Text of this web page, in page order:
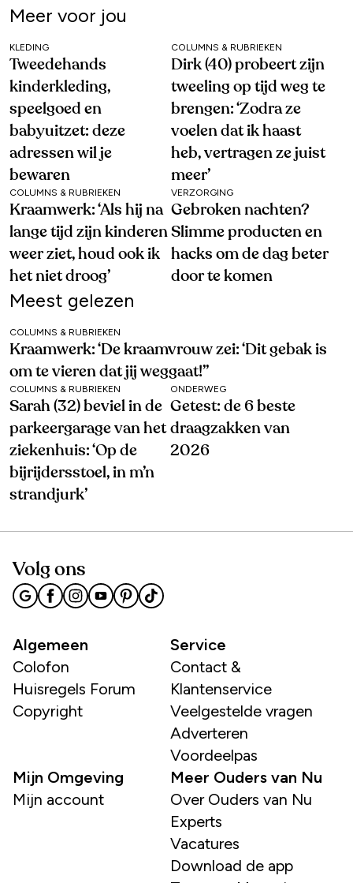
Meer voor jou
KLEDING
Tweedehands
kinderkleding,
speelgoed en
babyuitzet: deze
adressen wil je
bewaren
COLUMNS & RUBRIEKEN
Dirk (40) probeert zijn
tweeling op tijd weg te
brengen: ‘Zodra ze
voelen dat ik haast
heb, vertragen ze juist
meer’
COLUMNS & RUBRIEKEN
Kraamwerk: ‘Als hij na
lange tijd zijn kinderen
weer ziet, houd ook ik
het niet droog’
VERZORGING
Gebroken nachten?
Slimme producten en
hacks om de dag beter
door te komen
Meest gelezen
COLUMNS & RUBRIEKEN
Kraamwerk: ‘De kraamvrouw zei: ‘Dit gebak is
om te vieren dat jij weggaat!’’
COLUMNS & RUBRIEKEN
Sarah (32) beviel in de
parkeergarage van het
ziekenhuis: ‘Op de
bijrijdersstoel, in m’n
strandjurk’
ONDERWEG
Getest: de 6 beste
draagzakken van
2026
Volg ons
Algemeen
Colofon
Huisregels Forum
Copyright
Service
Contact &
Klantenservice
Veelgestelde vragen
Adverteren
Voordeelpas
Mijn Omgeving
Mijn account
Meer Ouders van Nu
Over Ouders van Nu
Experts
Vacatures
Download de app